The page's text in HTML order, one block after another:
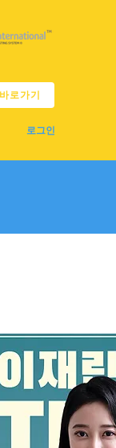
로가기
로그인